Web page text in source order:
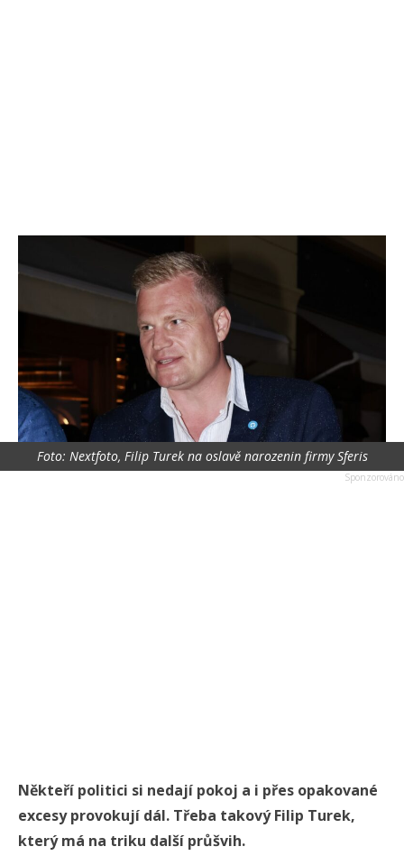
Foto: Nextfoto, Filip Turek na oslavě narozenin firmy Sferis
Někteří politici si nedají pokoj a i přes opakované
excesy provokují dál. Třeba takový Filip Turek,
který má na triku další průšvih.